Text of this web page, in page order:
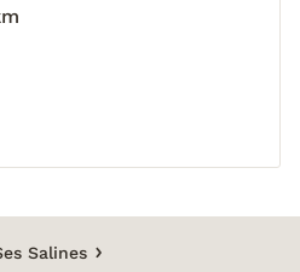
Salines